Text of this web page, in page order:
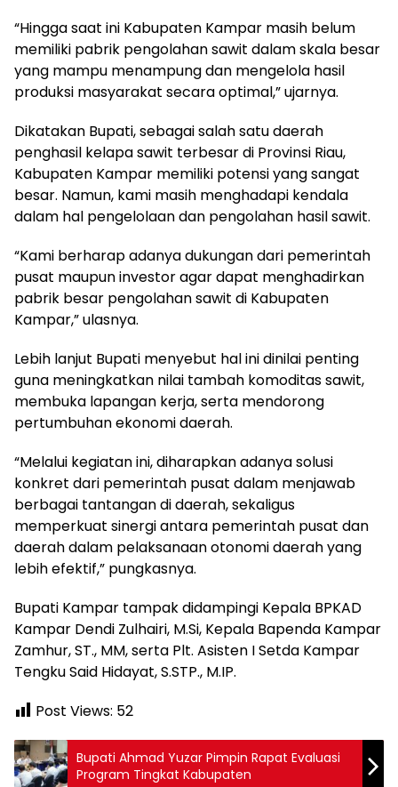
“Hingga saat ini Kabupaten Kampar masih belum
memiliki pabrik pengolahan sawit dalam skala besar
yang mampu menampung dan mengelola hasil
produksi masyarakat secara optimal,” ujarnya.
Dikatakan Bupati, sebagai salah satu daerah
penghasil kelapa sawit terbesar di Provinsi Riau,
Kabupaten Kampar memiliki potensi yang sangat
besar. Namun, kami masih menghadapi kendala
dalam hal pengelolaan dan pengolahan hasil sawit.
“Kami berharap adanya dukungan dari pemerintah
pusat maupun investor agar dapat menghadirkan
pabrik besar pengolahan sawit di Kabupaten
Kampar,” ulasnya.
Lebih lanjut Bupati menyebut hal ini dinilai penting
guna meningkatkan nilai tambah komoditas sawit,
membuka lapangan kerja, serta mendorong
pertumbuhan ekonomi daerah.
“Melalui kegiatan ini, diharapkan adanya solusi
konkret dari pemerintah pusat dalam menjawab
berbagai tantangan di daerah, sekaligus
memperkuat sinergi antara pemerintah pusat dan
daerah dalam pelaksanaan otonomi daerah yang
lebih efektif,” pungkasnya.
Bupati Kampar tampak didampingi Kepala BPKAD
Kampar Dendi Zulhairi, M.Si, Kepala Bapenda Kampar
Zamhur, ST., MM, serta Plt. Asisten I Setda Kampar
Tengku Said Hidayat, S.STP., M.IP.
Post Views: 52
Bupati Ahmad Yuzar Pimpin Rapat Evaluasi
Program Tingkat Kabupaten